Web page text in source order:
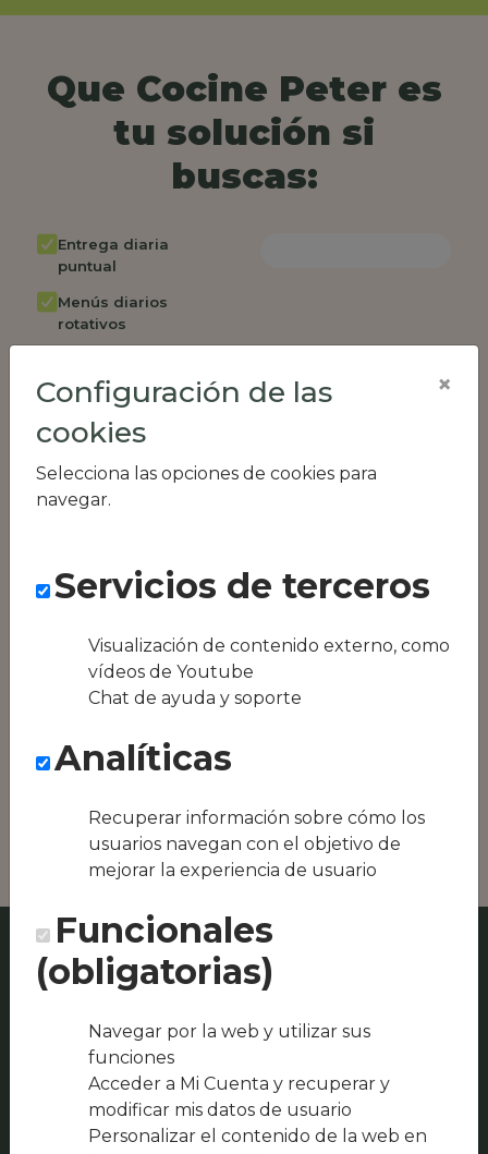
Que Cocine Peter es
tu solución si
buscas:
Entrega diaria
puntual
Menús diarios
rotativos
semanalmente
Factura única
empleados
Opción de catering
RR.HH
Conseguimos la
oferta local de tu
ser JAMONERIA AL-
ANDALUS S.L. o
Andaluz Almona
Configuración de las
cookies
Selecciona las opciones de cookies para
navegar.
×
Servicios de terceros
Visualización de contenido externo, como
vídeos de Youtube
Chat de ayuda y soporte
Analíticas
Recuperar información sobre cómo los
usuarios navegan con el objetivo de
mejorar la experiencia de usuario
Funcionales
(obligatorias)
Navegar por la web y utilizar sus
funciones
Acceder a Mi Cuenta y recuperar y
modificar mis datos de usuario
Personalizar el contenido de la web en